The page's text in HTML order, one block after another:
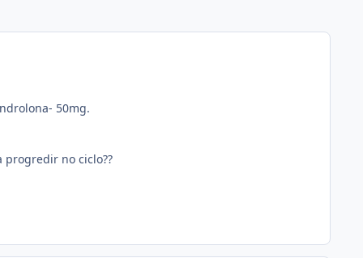
50mg.
no ciclo??